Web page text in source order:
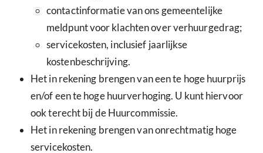
contactinformatie van ons gemeentelijke
meldpunt voor klachten over verhuurgedrag;
servicekosten, inclusief jaarlijkse
kostenbeschrijving.
Het in rekening brengen van een te hoge huurprijs
en/of een te hoge huurverhoging. U kunt hiervoor
ook terecht bij de Huurcommissie.
Het in rekening brengen van onrechtmatig hoge
servicekosten.